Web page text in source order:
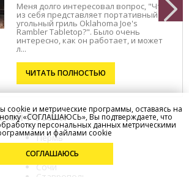
Меня долго интересовал вопрос, "Что
из себя представляет портативный
угольный гриль Oklahoma Joe's
Rambler Tabletop?". Было очень
интересно, как он работает, и может
л...
ЧИТАТЬ ПОЛНОСТЬЮ
России
Пермь
Саратов
Сочи
cookie и метрические программы, оставаясь на
«СОГЛАШАЮСЬ», Вы подтверждаете, что
персональных данных метрическими
и файлами cookie
СОГЛАШАЮСЬ